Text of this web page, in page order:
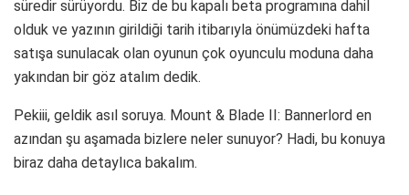
süredir sürüyordu. Biz de bu kapalı beta programına dahil
olduk ve yazının girildiği tarih itibarıyla önümüzdeki hafta
satışa sunulacak olan oyunun çok oyunculu moduna daha
yakından bir göz atalım dedik.
Pekiii, geldik asıl soruya. Mount & Blade II: Bannerlord en
azından şu aşamada bizlere neler sunuyor? Hadi, bu konuya
biraz daha detaylıca bakalım.